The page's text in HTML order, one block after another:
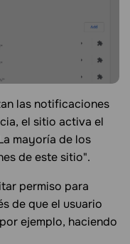
las notificaciones
el sitio activa el
mayoría de los
de este sitio".
permiso para
de que el usuario
ejemplo, haciendo